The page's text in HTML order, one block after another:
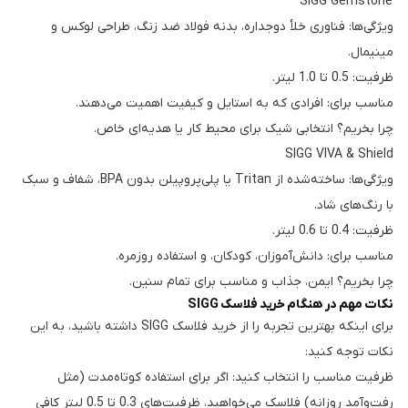
ویژگی‌ها: فناوری خلأ دوجداره، بدنه فولاد ضد زنگ، طراحی لوکس و
مینیمال.
ظرفیت: 0.5 تا 1.0 لیتر.
مناسب برای: افرادی که به استایل و کیفیت اهمیت می‌دهند.
چرا بخریم؟ انتخابی شیک برای محیط کار یا هدیه‌ای خاص.
SIGG VIVA & Shield
ویژگی‌ها: ساخته‌شده از Tritan یا پلی‌پروپیلن بدون BPA، شفاف و سبک
با رنگ‌های شاد.
ظرفیت: 0.4 تا 0.6 لیتر.
مناسب برای: دانش‌آموزان، کودکان، و استفاده روزمره.
چرا بخریم؟ ایمن، جذاب و مناسب برای تمام سنین.
نکات مهم در هنگام خرید فلاسک SIGG
برای اینکه بهترین تجربه را از خرید فلاسک SIGG داشته باشید، به این
نکات توجه کنید:
ظرفیت مناسب را انتخاب کنید: اگر برای استفاده کوتاه‌مدت (مثل
رفت‌وآمد روزانه) فلاسک می‌خواهید، ظرفیت‌های 0.3 تا 0.5 لیتر کافی